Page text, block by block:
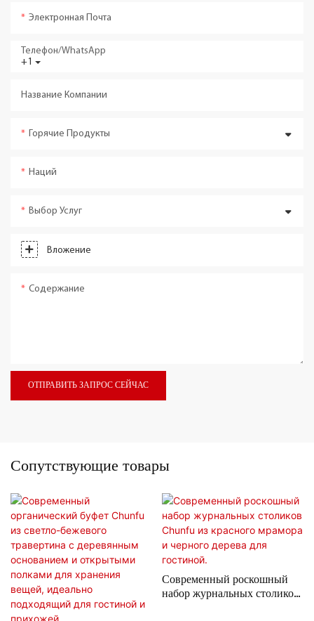
Электронная Почта
+1
Телефон/WhatsApp
Название Компании
Горячие Продукты
Наций
Выбор Услуг
Вложение
Содержание
ОТПРАВИТЬ ЗАПРОС СЕЙЧАС
Сопутствующие товары
Современный роскошный
набор журнальных столиков